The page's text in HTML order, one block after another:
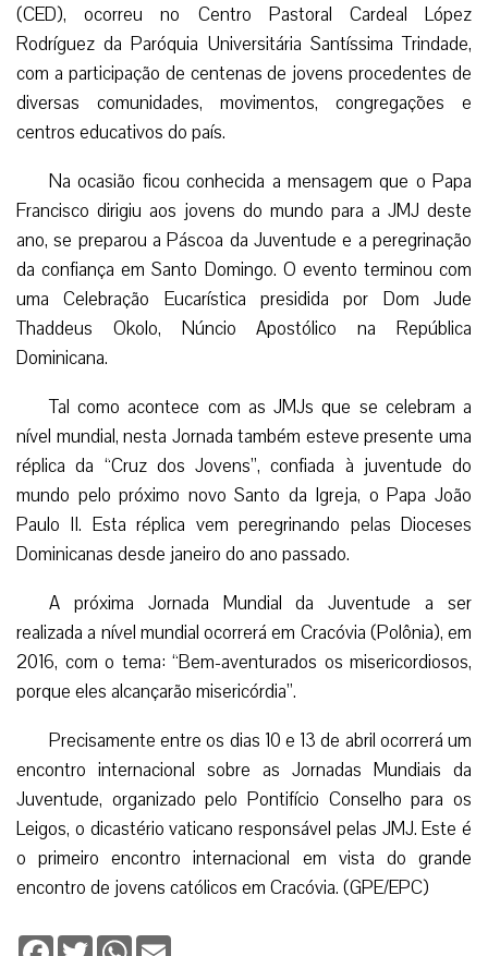
(CED), ocorreu no Centro Pastoral Cardeal López
Rodríguez da Paróquia Universitária Santíssima Trindade,
com a participação de centenas de jovens procedentes de
diversas comunidades, movimentos, congregações e
centros educativos do país.
Na ocasião ficou conhecida a mensagem que o Papa
Francisco dirigiu aos jovens do mundo para a JMJ deste
ano, se preparou a Páscoa da Juventude e a peregrinação
da confiança em Santo Domingo. O evento terminou com
uma Celebração Eucarística presidida por Dom Jude
Thaddeus Okolo, Núncio Apostólico na República
Dominicana.
Tal como acontece com as JMJs que se celebram a
nível mundial, nesta Jornada também esteve presente uma
réplica da “Cruz dos Jovens”, confiada à juventude do
mundo pelo próximo novo Santo da Igreja, o Papa João
Paulo II. Esta réplica vem peregrinando pelas Dioceses
Dominicanas desde janeiro do ano passado.
A próxima Jornada Mundial da Juventude a ser
realizada a nível mundial ocorrerá em Cracóvia (Polônia), em
2016, com o tema: “Bem-aventurados os misericordiosos,
porque eles alcançarão misericórdia”.
Precisamente entre os dias 10 e 13 de abril ocorrerá um
encontro internacional sobre as Jornadas Mundiais da
Juventude, organizado pelo Pontifício Conselho para os
Leigos, o dicastério vaticano responsável pelas JMJ. Este é
o primeiro encontro internacional em vista do grande
encontro de jovens católicos em Cracóvia. (GPE/EPC)
Facebook
TwitterWhatsApp